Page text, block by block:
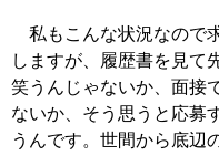
私もこんな状況なので
しますが、履歴書を見て
笑うんじゃないか、面接
ないか、そう思うと応募
うんです。世間から底辺